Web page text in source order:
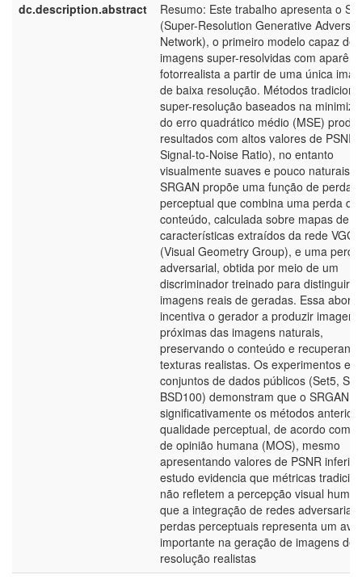
dc.description.abstract
Resumo: Este trabalho apresenta o
(Super-Resolution Generative
Network), o primeiro modelo capaz de
imagens super-resolvidas com
fotorrealista a partir de uma única
de baixa resolução. Métodos
super-resolução baseados na
do erro quadrático médio (MSE)
resultados com altos valores de PSNR
Signal-to-Noise Ratio), no entanto
visualmente suaves e pouco naturais.
SRGAN propõe uma função de perda
perceptual que combina uma perda de
conteúdo, calculada sobre mapas de
características extraídos da rede VGG
(Visual Geometry Group), e uma perda
adversarial, obtida por meio de um
discriminador treinado para distinguir
imagens reais de geradas. Essa
incentiva o gerador a produzir
próximas das imagens naturais,
preservando o conteúdo e
texturas realistas. Os experimentos em
conjuntos de dados públicos (Set5,
BSD100) demonstram que o SRGAN
significativamente os métodos
qualidade perceptual, de acordo com
de opinião humana (MOS), mesmo
apresentando valores de PSNR
estudo evidencia que métricas
não refletem a percepção visual
que a integração de redes
perdas perceptuais representa um
importante na geração de imagens de
resolução realistas